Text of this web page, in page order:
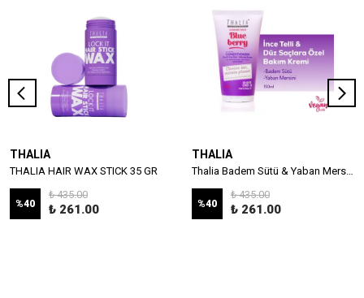
THALIA
THALIA HAIR WAX STICK 35 GR
%40
₺ 435.00
₺ 261.00
THALIA
%40
₺ 435.00
₺ 261.00